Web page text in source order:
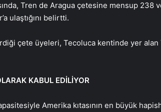
Tren de Aragua çetesine mensup 238
ulaştığını belirtti.
çete üyeleri, Tecoluca kentinde yer
KABUL EDİLİYOR
Amerika kıtasının en büyük